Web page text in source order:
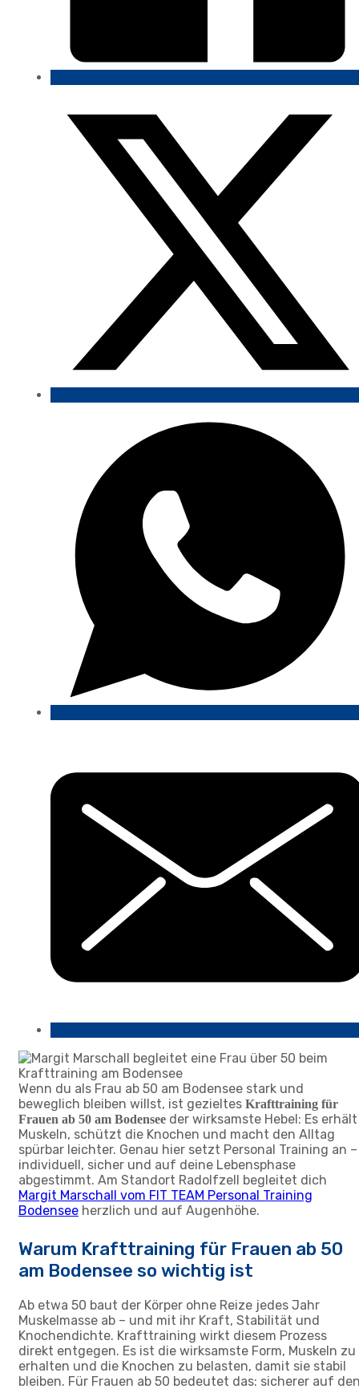
Wenn du als Frau ab 50 am Bodensee stark und
beweglich bleiben willst, ist gezieltes Krafttraining für
Frauen ab 50 am Bodensee der wirksamste Hebel: Es erhält
Muskeln, schützt die Knochen und macht den Alltag
spürbar leichter. Genau hier setzt Personal Training an –
individuell, sicher und auf deine Lebensphase
abgestimmt. Am Standort Radolfzell begleitet dich
Margit Marschall vom FIT TEAM Personal Training
Bodensee herzlich und auf Augenhöhe.
Warum Krafttraining für Frauen ab 50
am Bodensee so wichtig ist
Ab etwa 50 baut der Körper ohne Reize jedes Jahr
Muskelmasse ab – und mit ihr Kraft, Stabilität und
Knochendichte. Krafttraining wirkt diesem Prozess
direkt entgegen. Es ist die wirksamste Form, Muskeln zu
erhalten und die Knochen zu belasten, damit sie stabil
bleiben. Für Frauen ab 50 bedeutet das: sicherer auf